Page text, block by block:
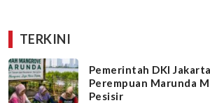
TERKINI
Pemerintah DKI
Perempuan Marunda
Pesisir